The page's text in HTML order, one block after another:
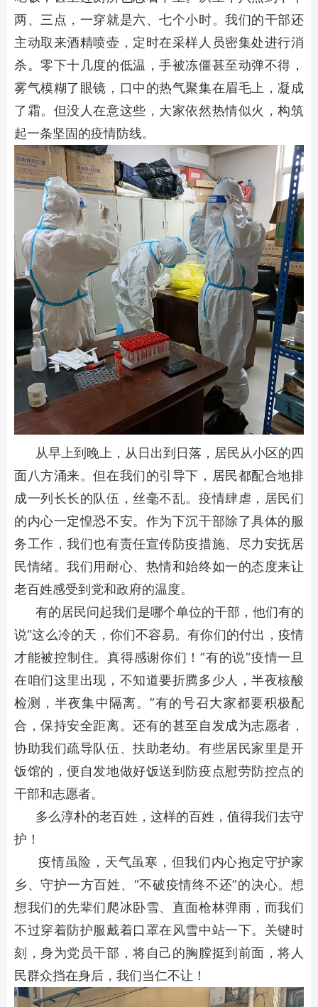
两、三点，一穿就是六、七个小时。我们的干部还
主动取来酒精喷壶，定时在采样人员密集处进行消
杀。零下十几度的低温，手被冻僵甚至动弹不得，
雾气模糊了眼镜，口中的热气聚集在眉毛上，凝成
了霜。但没人在意这些，大家依然热情似火，构筑
起一条坚固的疫情防线。
从早上到晚上，从日出到日落，居民从小区的四
面八方涌来。但在我们的引导下，居民都配合地排
成一列长长的队伍，丝毫不乱。疫情肆虐，居民们
的内心一定惶恐不安。作为下沉干部除了具体的服
务工作，我们也有责任宣传防疫措施、尽力安抚居
民情绪。我们用耐心、热情和始终如一的态度来让
老百姓感受到党和政府的温度。
有的居民问起我们是哪个单位的干部，他们有的
说“这么冷的天，你们不容易。有你们的付出，疫情
才能被控制住。真得感谢你们！”有的说“疫情一旦
在咱们这里出现，不知道要折腾多少人，半夜核酸
检测，半夜集中隔离。”有的号召大家都要积极配
合，保持安全距离。还有的甚至自发成为志愿者，
协助我们疏导队伍、扶助老幼。有些居民家里是开
饭馆的，便自发地做好饭送到防疫点慰劳防控点的
干部和志愿者。
多么淳朴的老百姓，这样的百姓，值得我们去守
护！
疫情虽险，天气虽寒，但我们内心抱定守护家
乡、守护一方百姓、“不破疫情终不还”的决心。想
想我们的先辈们爬冰卧雪、直面枪林弹雨，而我们
不过穿着防护服戴着口罩在风雪中站一下。关键时
刻，身为党员干部，将自己的胸膛挺到前面，将人
民群众挡在身后，我们当仁不让！